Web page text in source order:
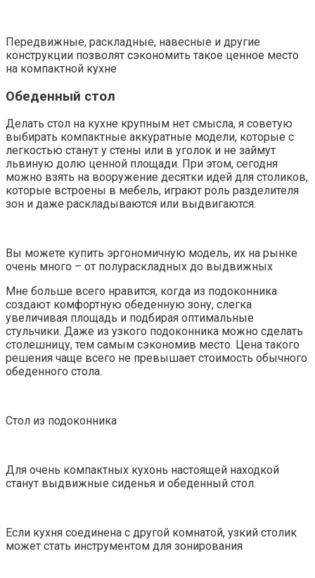
Передвижные, раскладные, навесные и другие
конструкции позволят сэкономить такое ценное место
на компактной кухне
Обеденный стол
Делать стол на кухне крупным нет смысла, я советую
выбирать компактные аккуратные модели, которые с
легкостью станут у стены или в уголок и не займут
львиную долю ценной площади. При этом, сегодня
можно взять на вооружение десятки идей для столиков,
которые встроены в мебель, играют роль разделителя
зон и даже раскладываются или выдвигаются.
Вы можете купить эргономичную модель, их на рынке
очень много – от полураскладных до выдвижных
Мне больше всего нравится, когда из подоконника
создают комфортную обеденную зону, слегка
увеличивая площадь и подбирая оптимальные
стульчики. Даже из узкого подоконника можно сделать
столешницу, тем самым сэкономив место. Цена такого
решения чаще всего не превышает стоимость обычного
обеденного стола.
Стол из подоконника
Для очень компактных кухонь настоящей находкой
станут выдвижные сиденья и обеденный стол.
Если кухня соединена с другой комнатой, узкий столик
может стать инструментом для зонирования